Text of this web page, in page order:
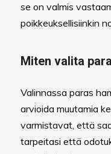
se on valmis
poikkeuksellisiinkin
Miten valita
Valinnassa paras
arvioida muutamia
varmistavat, että
tarpeitasi että